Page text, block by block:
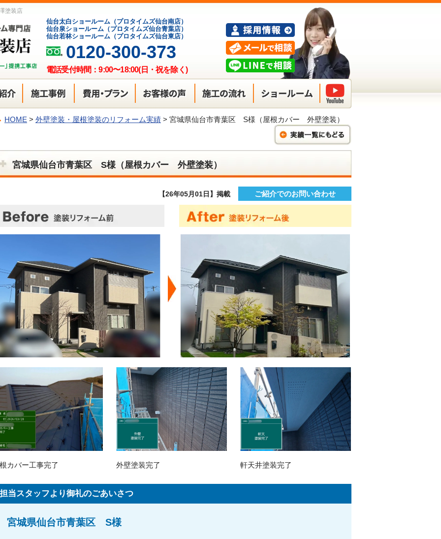
塗装店
仙台太白ショールーム（プロタイムズ仙台南店）
仙台泉ショールーム（プロタイムズ仙台青葉店）
仙台若林ショールーム（プロタイムズ仙台東店）
0120-300-373
電話受付時間：9:00〜18:00(日・祝を除く)
HOME > 外壁塗装・屋根塗装のリフォーム実績 > 宮城県仙台市青葉区 S様（屋根カバー 外壁塗装）
宮城県仙台市青葉区 S様（屋根カバー 外壁塗装）
【26年05月01日】掲載 ご紹介でのお問い合わせ
カバー工事完了 外壁塗装完了 軒天井塗装完了
担当スタッフより御礼のごあいさつ
宮城県仙台市青葉区 S様